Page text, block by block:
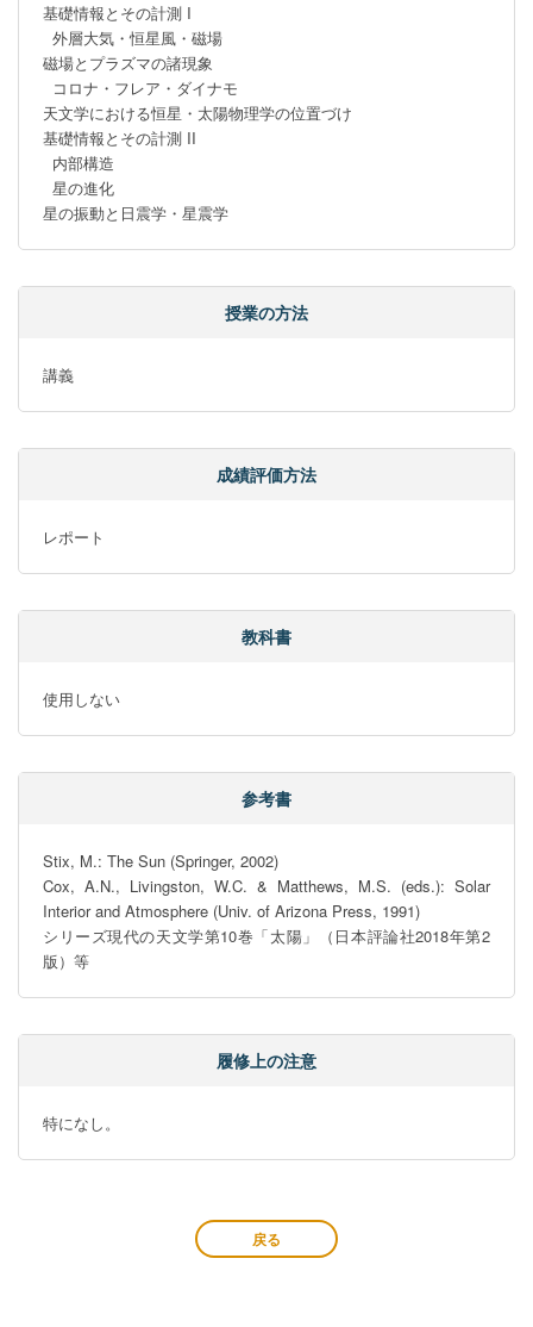
基礎情報とその計測 I
磁場とプラズマの諸現象
天文学における恒星・太陽物理学の位置づけ
基礎情報とその計測 II
星の振動と日震学・星震学
授業の方法
講義
成績評価方法
レポート
教科書
使用しない
参考書
Stix, M.: The Sun (Springer, 2002)
Cox, A.N., Livingston, W.C. & Matthews, M.S. (eds.): Solar
Interior and Atmosphere (Univ. of Arizona Press, 1991)
シリーズ現代の天文学第10巻「太陽」（日本評論社2018年第2
版）等
履修上の注意
特になし。
戻る